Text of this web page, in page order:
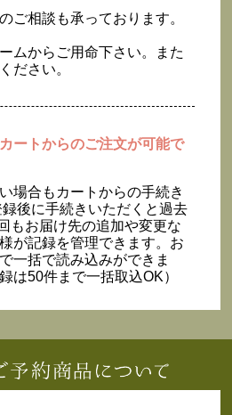
ご相談も承っております。
ムからご用命下さい。また
ださい。
ートからのご注文が可能で
場合もカートからの手続き
後に手続きいただくと過去
もお届け先の追加や変更な
が記録を管理できます。お
一括で読み込みができま
は50件まで一括取込OK）